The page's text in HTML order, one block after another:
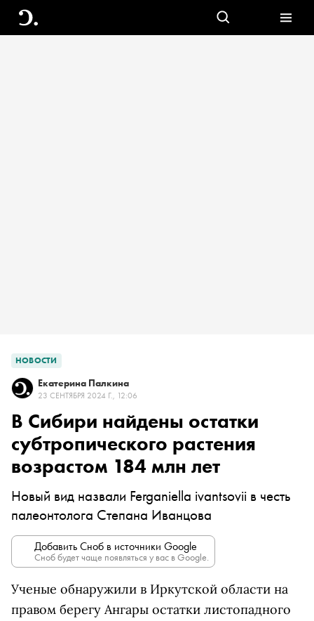
НОВОСТИ
Екатерина Палкина
23 СЕНТЯБРЯ 2024 Г., 12:06
В Сибири найдены остатки
субтропического растения
возрастом 184 млн лет
Новый вид назвали Ferganiella ivantsovii в честь
палеонтолога Степана Иванцова
Добавить Сноб в источники Google
Сноб будет чаще появляться у вас в Google.
Ученые обнаружили в Иркутской области на
правом берегу Ангары остатки листопадного